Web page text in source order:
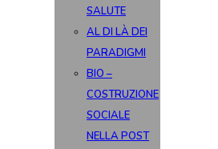
SALUTE
AL DI LÀ DEI
PARADIGMI
BIO –
COSTRUZIONE
SOCIALE
NELLA POST